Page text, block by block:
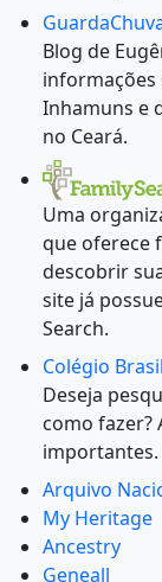
Blog de
informações
Inhamuns e
no Ceará.
Uma
que oferece
descobrir
site já
Search.
Colégio
Deseja
como fazer?
importantes.
Arquivo
My Heritage
Ancestry
Geneall